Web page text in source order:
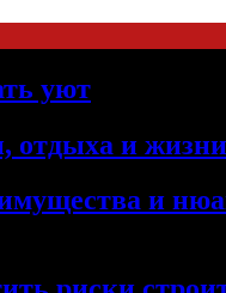
уют
отдыха и
и